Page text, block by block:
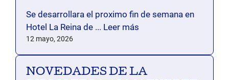
Se desarrollara el proximo fin de semana en
Hotel La Reina de ... Leer más
12 mayo, 2026
NOVEDADES DE LA